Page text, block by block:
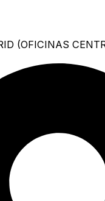
(OFICINAS